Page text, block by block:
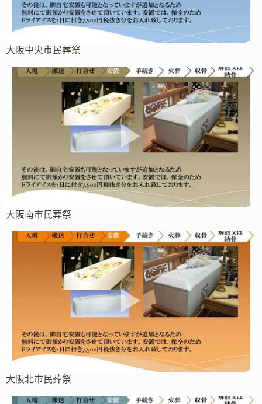
大阪中央市民葬祭
大阪南市民葬祭
大阪北市民葬祭